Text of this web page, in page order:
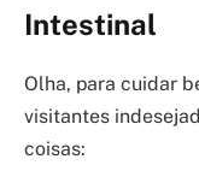
Intestinal
Olha, para cuidar
visitantes
coisas: